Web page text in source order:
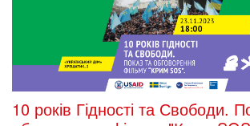
10 років Гідності та Свободи.